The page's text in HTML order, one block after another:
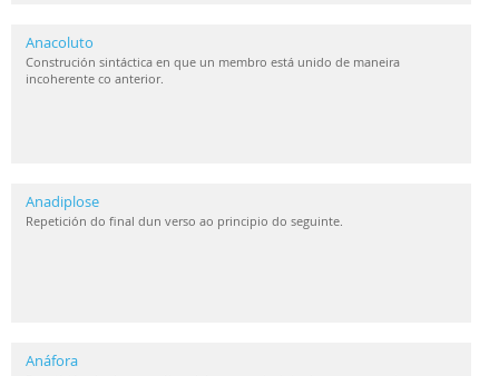
Anacoluto
Construción sintáctica en que un membro está unido de maneira
incoherente co anterior.
Anadiplose
Repetición do final dun verso ao principio do seguinte.
Anáfora